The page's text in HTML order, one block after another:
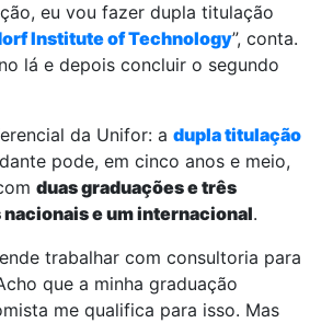
eu vou fazer dupla titulação
Institute of Technology”, conta.
lá e depois concluir o segundo
da Unifor: a dupla titulação
pode, em cinco anos e meio,
duas graduações e três
e um internacional.
trabalhar com consultoria para
que a minha graduação
me qualifica para isso. Mas